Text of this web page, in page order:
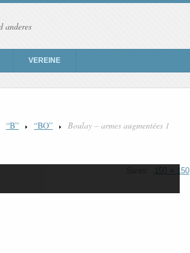
anderes
VEREINE
“B” “BO” Boulay – armes augmentées 1
150 × 150